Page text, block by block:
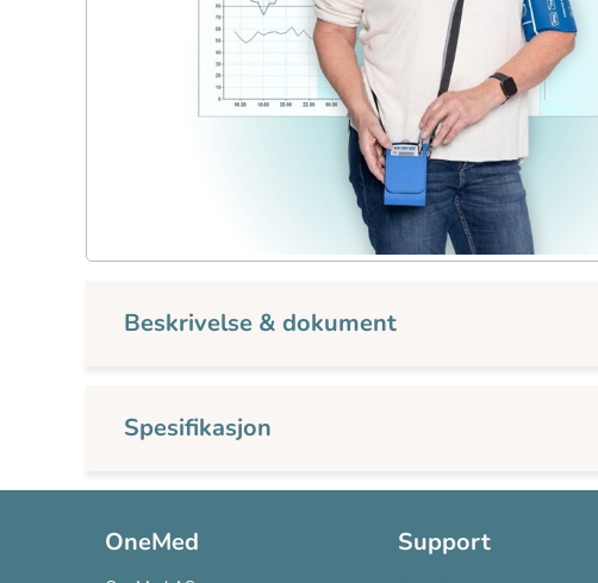
Beskrivelse & dokument
Spesifikasjon
OneMed Support